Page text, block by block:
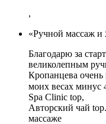
,
«Ручной массаж
Благодарю за
великолепным
Кропанцева
моих весах минус
Spa Clinic top,
Авторский чай
массаже